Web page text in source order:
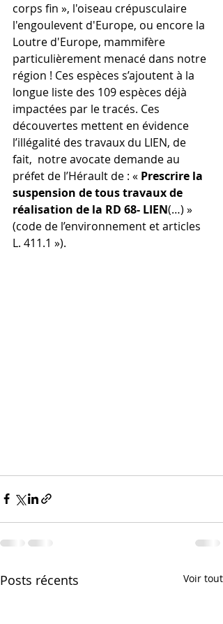
corps fin », l'oiseau crépusculaire
l'engoulevent d'Europe, ou encore la
Loutre d'Europe, mammifère
particulièrement menacé dans notre
région ! Ces espèces s’ajoutent à la
longue liste des 109 espèces déjà
impactées par le tracés. Ces
découvertes mettent en évidence
l’illégalité des travaux du LIEN, de
fait,  notre avocate demande au
préfet de l’Hérault de : « Prescrire la
suspension de tous travaux de
réalisation de la RD 68- LIEN(…) »
(code de l’environnement et articles
L. 411.1 »).
Posts récents Voir tout